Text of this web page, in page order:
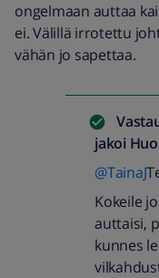
ongelmaan auttaa
ei. Välillä irrotettu
vähän jo sapettaa.
jakoi
@TainaJ
Kokeile
auttaisi,
kunnes